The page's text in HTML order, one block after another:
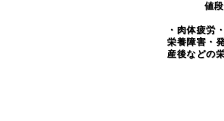
値
・肉体疲労
栄養障害・
産後などの